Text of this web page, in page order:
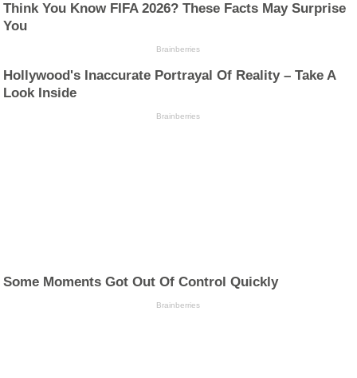
Think You Know FIFA 2026? These Facts May Surprise
You
Brainberries
Hollywood's Inaccurate Portrayal Of Reality – Take A
Look Inside
Brainberries
Some Moments Got Out Of Control Quickly
Brainberries